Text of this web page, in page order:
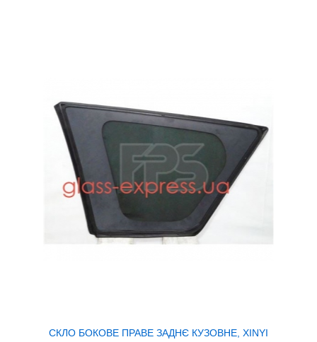
СКЛО БОКОВЕ ПРАВЕ ЗАДНЄ КУЗОВНЕ, XINYI